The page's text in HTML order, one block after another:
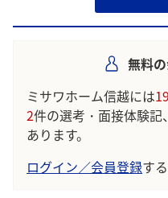
無料
ミサワホーム信越には
2件の選考・面接体験記、
あります。
ログイン／会員登録す